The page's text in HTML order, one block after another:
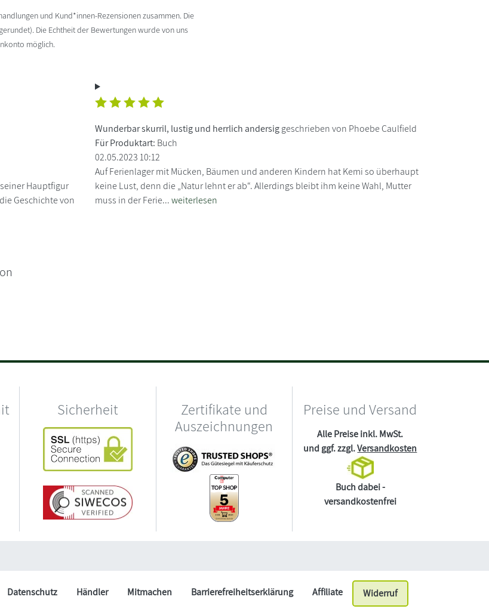
und Kund*innen-Rezensionen zusammen. Die
Die Echtheit der Bewertungen wurde von uns
möglich.
Hauptfigur
Geschichte von
Wunderbar skurril, lustig und herrlich andersiggeschrieben von Phoebe Caulfield
Für Produktart: Buch
02.05.2023 10:12
Auf Ferienlager mit Mücken, Bäumen und anderen Kindern hat Kemi so überhaupt
keine Lust, denn die „Natur lehnt er ab“. Allerdings bleibt ihm keine Wahl, Mutter
muss in der Ferie...weiterlesen
Sicherheit
Zertifikate und
Auszeichnungen
Preise und Versand
Alle Preise inkl. MwSt.
und ggf. zzgl.Versandkosten
Buch dabei -
versandkostenfrei
Datenschutz Händler Mitmachen Barrierefreiheitserklärung Affiliate Widerruf